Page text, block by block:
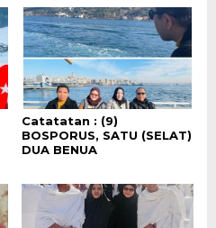
Catatatan : (9)
BOSPORUS, SATU (SELAT)
DUA BENUA